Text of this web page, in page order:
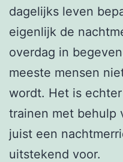
dagelijks leven
eigenlijk de
overdag in
meeste mensen
wordt. Het is
trainen met behulp
juist een
uitstekend voor.